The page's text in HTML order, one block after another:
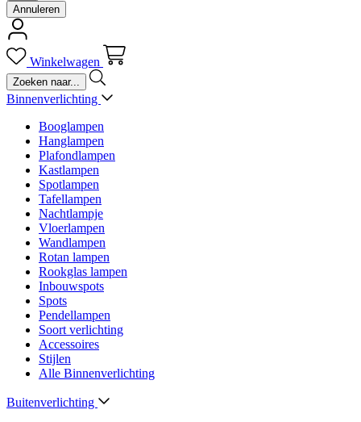
Annuleren
Winkelwagen
Binnenverlichting
Booglampen
Hanglampen
Plafondlampen
Kastlampen
Spotlampen
Tafellampen
Nachtlampje
Vloerlampen
Wandlampen
Rotan lampen
Rookglas lampen
Inbouwspots
Spots
Pendellampen
Soort verlichting
Accessoires
Stijlen
Alle Binnenverlichting
Buitenverlichting